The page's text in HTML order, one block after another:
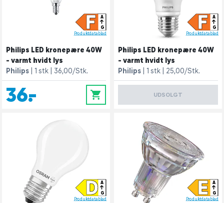
A
G
F
Produktdatablad
Philips LED kronepære 40W
- varmt hvidt lys
Philips
1 stk 36,00/Stk.
36,- 0
A
G
F
Produktdatablad
Philips LED kronepære 40W
- varmt hvidt lys
Philips
1 stk 25,00/Stk.
UDSOLGT
A
G
D
Produktdatablad
A
G
E
Produktdatablad